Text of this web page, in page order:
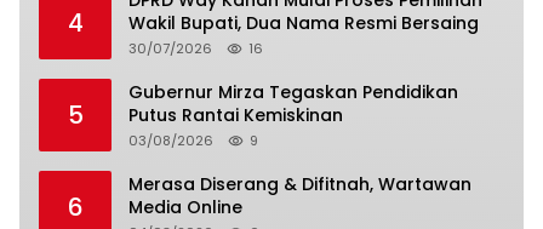
4
Wakil Bupati, Dua Nama Resmi Bersaing
30/07/2026 16
5
Gubernur Mirza Tegaskan Pendidikan
Putus Rantai Kemiskinan
03/08/2026 9
6
Merasa Diserang & Difitnah, Wartawan
Media Online